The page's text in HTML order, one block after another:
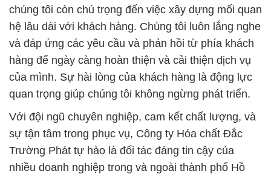
chúng tôi còn chú trọng đến việc xây dựng mối quan
hệ lâu dài với khách hàng. Chúng tôi luôn lắng nghe
và đáp ứng các yêu cầu và phản hồi từ phía khách
hàng để ngày càng hoàn thiện và cải thiện dịch vụ
của mình. Sự hài lòng của khách hàng là động lực
quan trọng giúp chúng tôi không ngừng phát triển.
Với đội ngũ chuyên nghiệp, cam kết chất lượng, và
sự tận tâm trong phục vụ, Công ty Hóa chất Đắc
Trường Phát tự hào là đối tác đáng tin cậy của
nhiều doanh nghiệp trong và ngoài thành phố Hồ